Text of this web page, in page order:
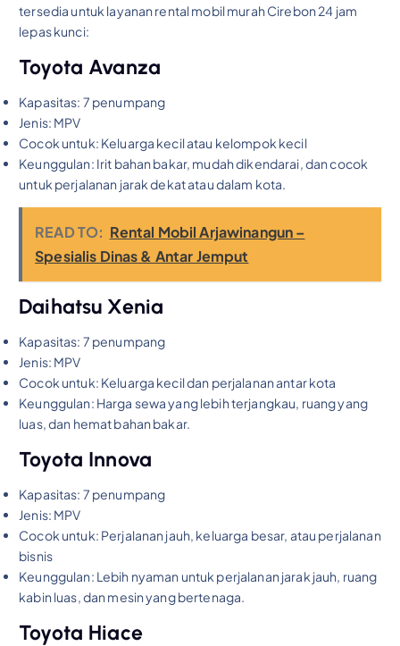
tersedia untuk layanan rental mobil murah Cirebon 24 jam
lepas kunci:
Toyota Avanza
Kapasitas: 7 penumpang
Jenis: MPV
Cocok untuk: Keluarga kecil atau kelompok kecil
Keunggulan: Irit bahan bakar, mudah dikendarai, dan cocok
untuk perjalanan jarak dekat atau dalam kota.
READ TO: Rental Mobil Arjawinangun –
Spesialis Dinas & Antar Jemput
Daihatsu Xenia
Kapasitas: 7 penumpang
Jenis: MPV
Cocok untuk: Keluarga kecil dan perjalanan antar kota
Keunggulan: Harga sewa yang lebih terjangkau, ruang yang
luas, dan hemat bahan bakar.
Toyota Innova
Kapasitas: 7 penumpang
Jenis: MPV
Cocok untuk: Perjalanan jauh, keluarga besar, atau perjalanan
bisnis
Keunggulan: Lebih nyaman untuk perjalanan jarak jauh, ruang
kabin luas, dan mesin yang bertenaga.
Toyota Hiace